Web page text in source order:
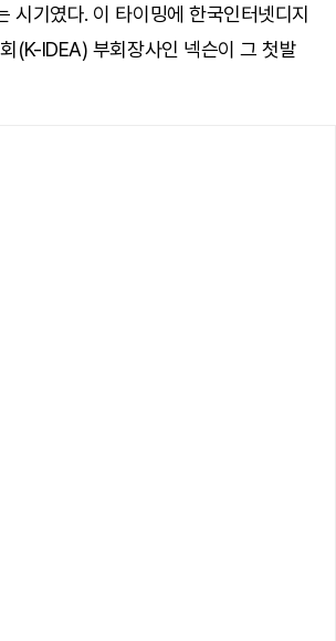
시기였다. 이 타이밍에 한국인터넷디지
(K-IDEA) 부회장사인 넥슨이 그 첫발